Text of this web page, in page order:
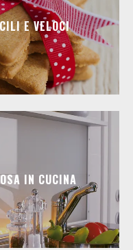
E VELOCI
IN CUCINA